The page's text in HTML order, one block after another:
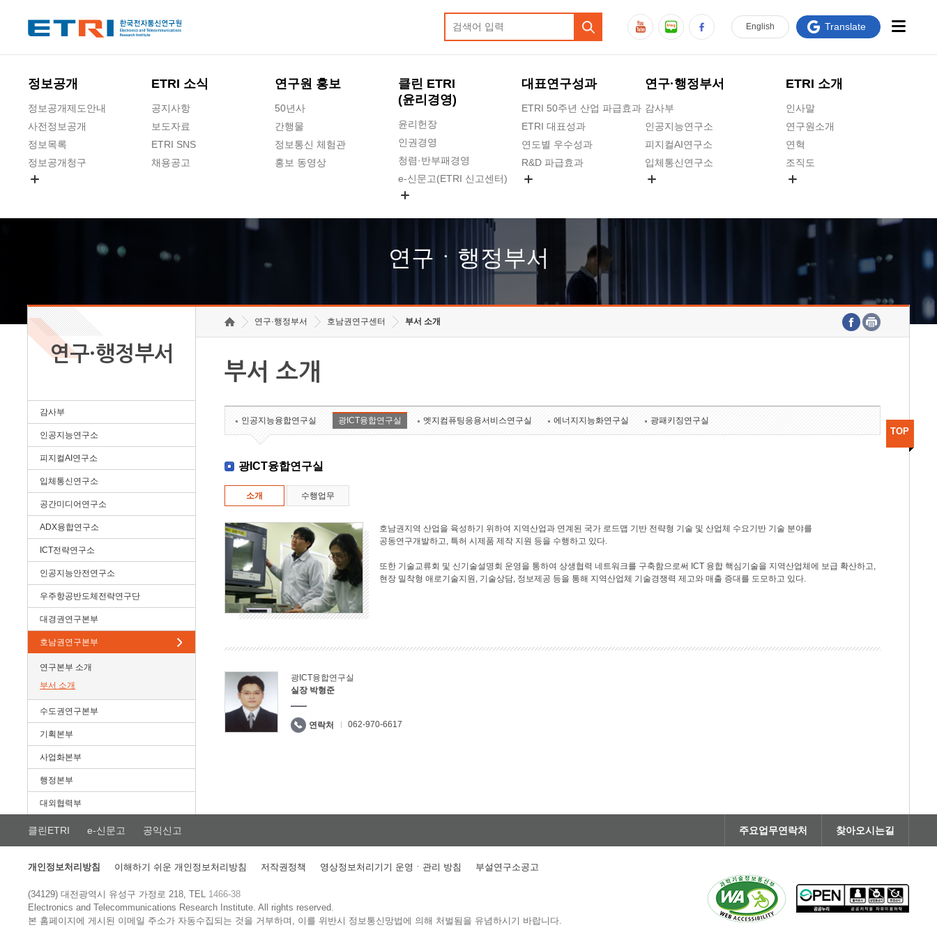
정보공개
정보공개제도안내
사전정보공개
정보목록
정보공개청구
ETRI 소식
공지사항
보도자료
ETRI SNS
채용공고
연구원 홍보
50년사
간행물
정보통신 체험관
홍보 동영상
클린 ETRI
(윤리경영)
윤리헌장
인권경영
청렴·반부패경영
e-신문고(ETRI 신고센터)
고객의소리
수의계약 현황
대표연구성과
ETRI 50주년 산업 파급효과
ETRI 대표성과
연도별 우수성과
R&D 파급효과
연구·행정부서
감사부
인공지능연구소
피지컬AI연구소
입체통신연구소
호남권연구본부
기획본부
ETRI 소개
인사말
연구원소개
연혁
조직도
연구원 고객헌장
주요업무연락처
English Translate
연구ㆍ행정부서
연구·행정부서
감사부
인공지능연구소
피지컬AI연구소
입체통신연구소
공간미디어연구소
ADX융합연구소
ICT전략연구소
인공지능안전연구소
우주항공반도체전략연구단
대경권연구본부
호남권연구본부
연구본부 소개
부서 소개
수도권연구본부
기획본부
사업화본부
행정본부
대외협력부
연구·행정부서 호남권연구센터 부서 소개
부서 소개
인공지능융합연구실 광ICT융합연구실 엣지컴퓨팅응용서비스연구실 에너지지능화연구실 광패키징연구실
광ICT융합연구실
소개 수행업무
호남권지역 산업을 육성하기 위하여 지역산업과 연계된 국가 로드맵 기반 전략형 기술 및 산업체 수요기반 기술 분야를
공동연구개발하고, 특허 시제품 제작 지원 등을 수행하고 있다.
또한 기술교류회 및 신기술설명회 운영을 통하여 상생협력 네트워크를 구축함으로써 ICT 융합 핵심기술을 지역산업체에 보급 확산하고,
현장 밀착형 애로기술지원, 기술상담, 정보제공 등을 통해 지역산업체 기술경쟁력 제고와 매출 증대를 도모하고 있다.
광ICT융합연구실
실장 박형준
연락처 062-970-6617
TOP
클린ETRI e-신문고 공익신고 주요업무연락처 찾아오시는길
개인정보처리방침 이해하기 쉬운 개인정보처리방침 저작권정책 영상정보처리기기 운영ㆍ관리 방침 부설연구소공고
(34129) 대전광역시 유성구 가정로 218, TEL 1466-38
Electronics and Telecommunications Research Institute.All rights reserved.
본 홈페이지에 게시된 이메일 주소가 자동수집되는 것을 거부하며, 이를 위반시 정보통신망법에 의해 처벌됨을 유념하시기 바랍니다.